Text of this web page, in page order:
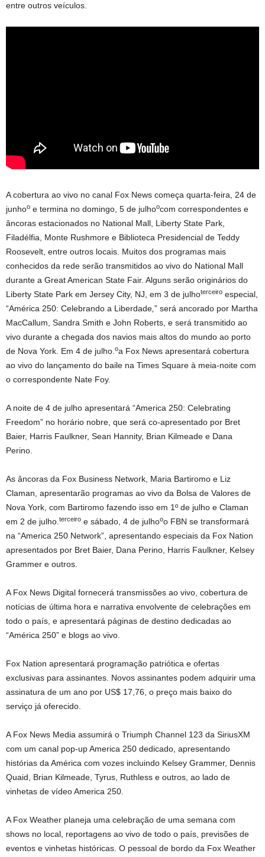
entre outros veículos.
A cobertura ao vivo no canal Fox News começa quarta-feira, 24 de
junhoo e termina no domingo, 5 de julhoocom correspondentes e
âncoras estacionados no National Mall, Liberty State Park,
Filadélfia, Monte Rushmore e Biblioteca Presidencial de Teddy
Roosevelt, entre outros locais. Muitos dos programas mais
conhecidos da rede serão transmitidos ao vivo do National Mall
durante a Great American State Fair. Alguns serão originários do
Liberty State Park em Jersey City, NJ, em 3 de julhoterceiro especial,
“América 250: Celebrando a Liberdade ” será ancorado por Martha
MacCallum, Sandra Smith e John Roberts, e será transmitido ao
vivo durante a chegada dos navios mais altos do mundo ao porto
de Nova York. Em 4 de julho. oa Fox News apresentará cobertura
ao vivo do lançamento do baile na Times Square à meia-noite com
o correspondente Nate Foy.
A noite de 4 de julho apresentará “America 250: Celebrating
Freedom” no horário nobre, que será co-apresentado por Bret
Baier, Harris Faulkner, Sean Hannity, Brian Kilmeade e Dana
Perino.
As âncoras da Fox Business Network, Maria Bartiromo e Liz
Claman, apresentarão programas ao vivo da Bolsa de Valores de
Nova York, com Bartiromo fazendo isso em 1º de julho e Claman
em 2 de julho. terceiro e sábado, 4 de julhooo FBN se transformará
na “America 250 Network”, apresentando especiais da Fox Nation
apresentados por Bret Baier, Dana Perino, Harris Faulkner, Kelsey
Grammer e outros.
A Fox News Digital fornecerá transmissões ao vivo, cobertura de
notícias de última hora e narrativa envolvente de celebrações em
todo o país, e apresentará páginas de destino dedicadas ao
“América 250” e blogs ao vivo.
Fox Nation apresentará programação patriótica e ofertas
exclusivas para assinantes. Novos assinantes podem adquirir uma
assinatura de um ano por US$ 17,76, o preço mais baixo do
serviço já oferecido.
A Fox News Media assumirá o Triumph Channel 123 da SiriusXM
com um canal pop-up America 250 dedicado, apresentando
histórias da América com vozes incluindo Kelsey Grammer, Dennis
Quaid, Brian Kilmeade, Tyrus, Ruthless e outros, ao lado de
vinhetas de vídeo America 250.
A Fox Weather planeja uma celebração de uma semana com
shows no local, reportagens ao vivo de todo o país, previsões de
eventos e vinhetas históricas. O pessoal de bordo da Fox Weather